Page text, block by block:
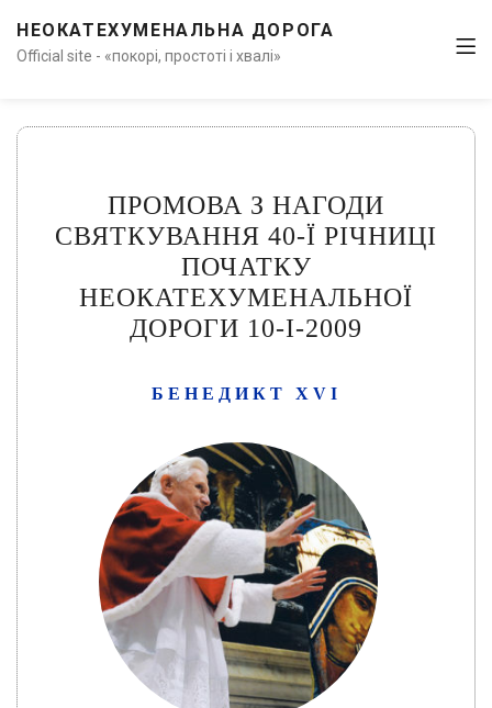
НЕОКАТЕХУМЕНАЛЬНА ДОРОГА
Official site - «покорі, простоті і хвалі»
ПРОМОВА З НАГОДИ
СВЯТКУВАННЯ 40-Ї РІЧНИЦІ
ПОЧАТКУ
НЕОКАТЕХУМЕНАЛЬНОЇ
ДОРОГИ 10-I-2009
БЕНЕДИКТ XVI